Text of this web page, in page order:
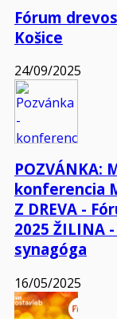
Fórum
Košice
24/09/2025
POZVÁNKA:
konferencia
Z DREVA -
2025 ŽILINA
synagóga
16/05/2025